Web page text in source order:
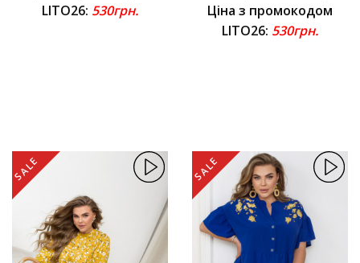
LITO26: 530грн.
Ціна з промокодом
LITO26: 530грн.
SALE SALE